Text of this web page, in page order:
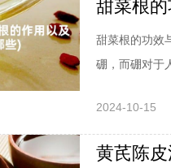
甜菜根
甜菜根的功效
硼，而硼对于
2024-10-15
黄芪陈